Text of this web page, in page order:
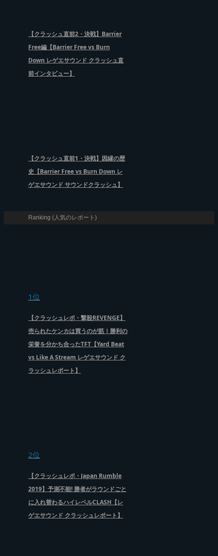
【クラッシュ直前2・決戦】Barrier
Free編【Barrier Free vs Burn
Down レゲエサウンド クラッシュ直
前インタビュー】
【クラッシュ直前1・決戦】因縁の歴
史【Barrier Free vs Burn Down レ
ゲエサウンド サウンドクラッシュ】
Ranking (人気のレポート)
1位
【クラッシュレポ・撃殺REVENGE】
売られたケンカは買うのが筋！勝利の
栄誉を分かち合ったTFT【Yard Beat
vs Like A Stream レゲエサウンド ク
ラッシュレポート】
2位
【クラッシュレポ・Japan Rumble
2019】予測不能! 勝者がラウンドごと
に入れ替わるハイレベルCLASH【レ
ゲエサウンド クラッシュレポート】